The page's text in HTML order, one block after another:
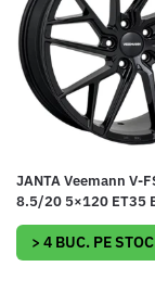
JANTA Veemann V-
8.5/20 5×120 ET35
> 4 BUC. PE STOC